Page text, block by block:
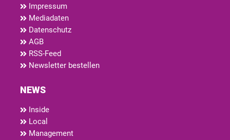
Impressum
Mediadaten
Datenschutz
AGB
RSS-Feed
Newsletter bestellen
NEWS
Inside
Local
Management